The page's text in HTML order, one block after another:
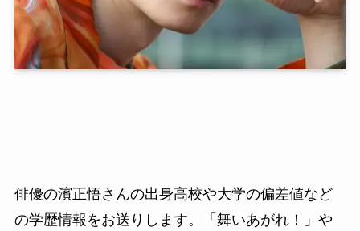
俳優の濱正悟さんの出身高校や大学の偏差値など
の学歴情報をお送りします。「舞いあがれ！」や